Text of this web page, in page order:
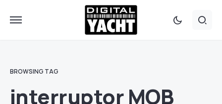
BROWSING TAG
interruptor MOB